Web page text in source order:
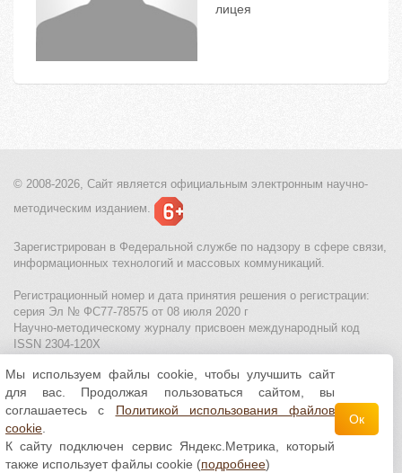
лицея
© 2008-2026, Сайт является официальным электронным научно-
методическим изданием.
Зарегистрирован в Федеральной службе по надзору в сфере связи,
информационных технологий и массовых коммуникаций.
Регистрационный номер и дата принятия решения о регистрации:
серия Эл № ФС77-78575 от 08 июля 2020 г
Научно-методическому журналу присвоен международный код
ISSN 2304-120X
МЦИТО|Школьные олимпиады и онлайн конкурсы для детей
Политика использования файлов cookie| Политика обработки и
защиты персональных данных
Все материалы доступны полицензии Creative
Commons С указанием авторства 4.0 Всемирная
Мы используем файлы cookie, чтобы улучшить сайт
для вас. Продолжая пользоваться сайтом, вы
соглашаетесь с Политикой использования файлов
cookie
К сайту подключен сервис Яндекс.Метрика, который
также использует файлы cookie (подробнее)
Ок